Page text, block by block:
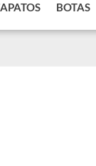
BOTAS